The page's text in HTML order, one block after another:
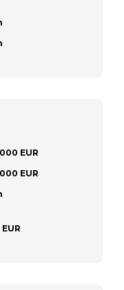
EUR
EUR
EUR